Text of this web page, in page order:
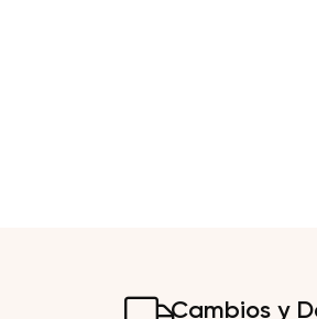
Cambios y